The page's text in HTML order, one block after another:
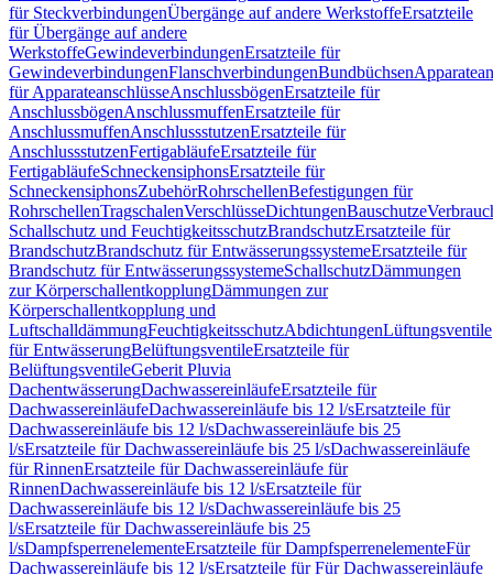
für SteckverbindungenÜbergänge auf andere WerkstoffeErsatzteile
für Übergänge auf andere
WerkstoffeGewindeverbindungenErsatzteile für
GewindeverbindungenFlanschverbindungenBundbüchsen
für ApparateanschlüsseAnschlussbögenErsatzteile für
AnschlussbögenAnschlussmuffenErsatzteile für
AnschlussmuffenAnschlussstutzenErsatzteile für
AnschlussstutzenFertigabläufeErsatzteile für
FertigabläufeSchneckensiphonsErsatzteile für
SchneckensiphonsZubehörRohrschellenBefestigungen für
RohrschellenTragschalenVerschlüsseDichtungenBauschutze
Schallschutz und FeuchtigkeitsschutzBrandschutzErsatzteile für
BrandschutzBrandschutz für EntwässerungssystemeErsatzteile für
Brandschutz für EntwässerungssystemeSchallschutzDämmungen
zur KörperschallentkopplungDämmungen zur
Körperschallentkopplung und
LuftschalldämmungFeuchtigkeitsschutzAbdichtungenLüftungsventile
für EntwässerungBelüftungsventileErsatzteile für
BelüftungsventileGeberit Pluvia
DachentwässerungDachwassereinläufeErsatzteile für
DachwassereinläufeDachwassereinläufe bis 12 l/sErsatzteile für
Dachwassereinläufe bis 12 l/sDachwassereinläufe bis 25
l/sErsatzteile für Dachwassereinläufe bis 25 l/sDachwassereinläufe
für RinnenErsatzteile für Dachwassereinläufe für
RinnenDachwassereinläufe bis 12 l/sErsatzteile für
Dachwassereinläufe bis 12 l/sDachwassereinläufe bis 25
l/sErsatzteile für Dachwassereinläufe bis 25
l/sDampfsperrenelementeErsatzteile für DampfsperrenelementeFür
Dachwassereinläufe bis 12 l/sErsatzteile für Für Dachwassereinläufe